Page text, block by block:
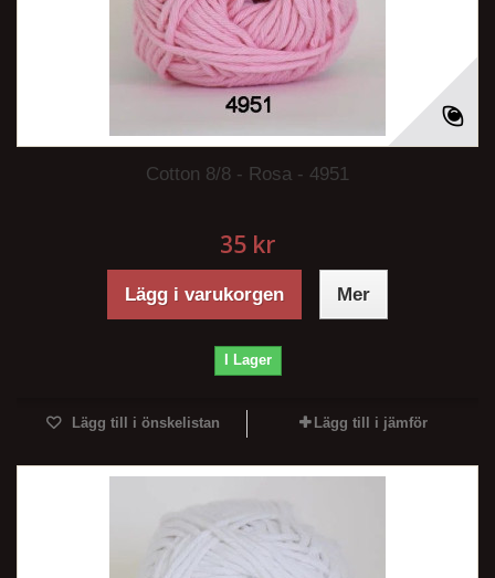
Cotton 8/8 - Rosa - 4951
35 kr
Lägg i varukorgen Mer
I Lager
Lägg till i önskelistan Lägg till i jämför